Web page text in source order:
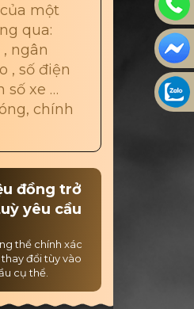
một
qua:
ngân
, số điện
số xe …
chính
đồng trở
yêu cầu
thể chính xác
đổi tùy vào
cụ thể.